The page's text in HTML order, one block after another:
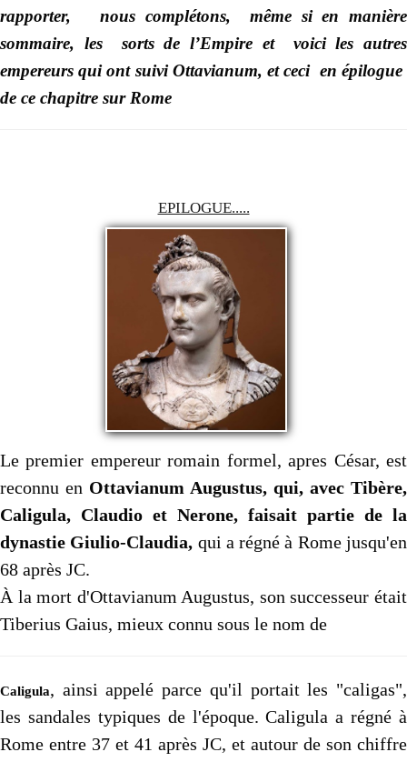
rapporter, nous complétons, même si en manière
sommaire, les sorts de l’Empire et voici les autres
empereurs qui ont suivi Ottavianum, et ceci en épilogue
de ce chapitre sur Rome
EPILOGUE.....
Le premier empereur romain formel, apres César, est
reconnu en Ottavianum Augustus, qui, avec Tibère,
Caligula, Claudio et Nerone, faisait partie de la
dynastie Giulio-Claudia, qui a régné à Rome jusqu'en
68 après JC.
À la mort d'Ottavianum Augustus, son successeur était
Tiberius Gaius, mieux connu sous le nom de
Caligula, ainsi appelé parce qu'il portait les "caligas",
les sandales typiques de l'époque. Caligula a régné à
Rome entre 37 et 41 après JC, et autour de son chiffre